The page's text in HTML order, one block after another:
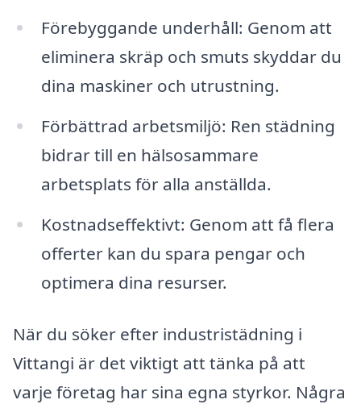
Förebyggande underhåll: Genom att
eliminera skräp och smuts skyddar du
dina maskiner och utrustning.
Förbättrad arbetsmiljö: Ren städning
bidrar till en hälsosammare
arbetsplats för alla anställda.
Kostnadseffektivt: Genom att få flera
offerter kan du spara pengar och
optimera dina resurser.
När du söker efter industristädning i
Vittangi är det viktigt att tänka på att
varje företag har sina egna styrkor. Några